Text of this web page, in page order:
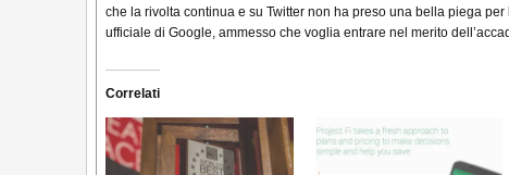
che la rivolta continua e su Twitter non ha preso una bella piega
ufficiale di Google, ammesso che voglia entrare nel merito
Correlati